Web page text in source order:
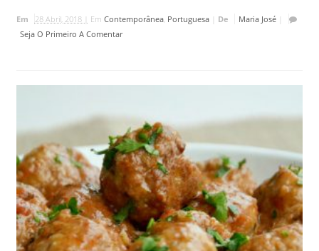
Em 28 Abril, 2018 | Em Contemporânea, Portuguesa| De Maria José|
Seja O Primeiro A Comentar